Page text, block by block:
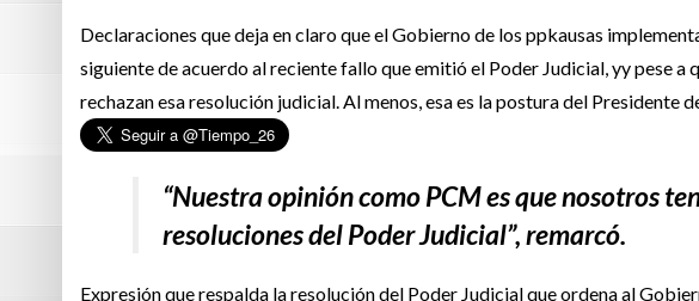
Declaraciones que deja en claro que el Gobierno de los ppkausas
siguiente de acuerdo al reciente fallo que emitió el Poder Judicial, yy pese
rechazan esa resolución judicial. Al menos, esa es la postura del Presidente
“Nuestra opinión como PCM es que nosotros
resoluciones del Poder Judicial”, remarcó.
Expresión que respalda la resolución del Poder Judicial que ordena al